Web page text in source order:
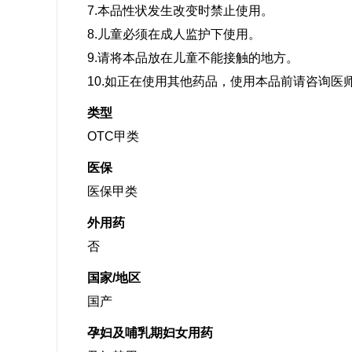
7.本品性状发生改变时禁止使用。
8.儿童必须在成人监护下使用。
9.请将本品放在儿童不能接触的地方。
10.如正在使用其他药品，使用本品前请咨询医
类型
OTC甲类
医保
医保甲类
外用药
否
国家/地区
国产
孕妇及哺乳期妇女用药